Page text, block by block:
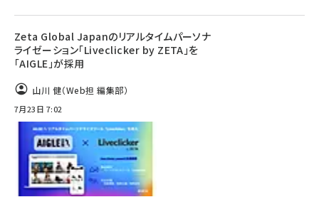
Zeta Global Japanのリアルタイムパーソナ
ライゼーション「Liveclicker by ZETA」を
「AIGLE」が採用
山川 健（Web担 編集部）
7月23日 7:02